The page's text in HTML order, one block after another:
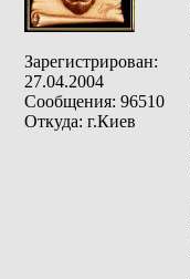
Зарегистрирован:
27.04.2004
Сообщения: 96510
Откуда: г.Киев